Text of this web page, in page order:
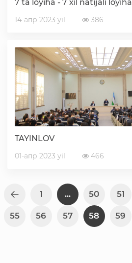
7 ta loyiha - 7 xil natijali loyiha
14-апр 2023 yil 386
TAYINLOV
01-апр 2023 yil 466
1 ... 50 51
55 56 57 58 59